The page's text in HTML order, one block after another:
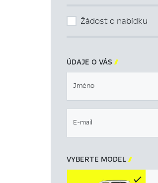
Žádost o nabídku
ÚDAJE O VÁS 
Jméno
E-mail
VYBERTE MODEL 